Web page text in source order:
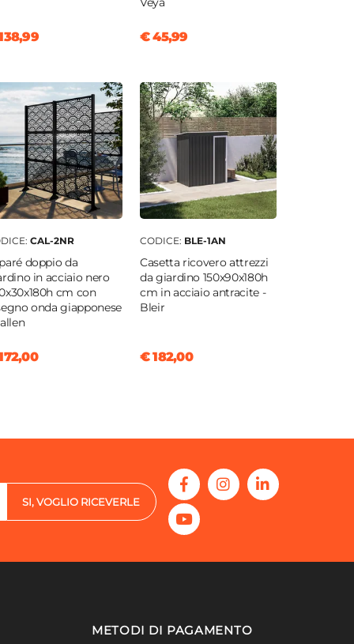
€ 45,99
CAL-2NR
doppio da
in acciaio nero
cm con
onda giapponese
CODICE: BLE-1AN
Casetta ricovero attrezzi
da giardino 150x90x180h
cm in acciaio antracite -
Bleir
€ 182,00
SI, VOGLIO RICEVERLE
METODI DI PAGAMENTO